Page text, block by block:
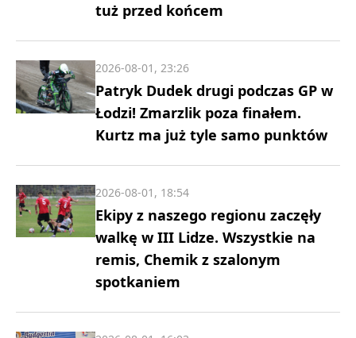
tuż przed końcem
Patryk Dudek drugi podczas GP w
Łodzi! Zmarzlik poza finałem.
Kurtz ma już tyle samo punktów
2026-08-01, 23:26
Ekipy z naszego regionu zaczęły
walkę w III Lidze. Wszystkie na
remis, Chemik z szalonym
spotkaniem
2026-08-01, 18:54